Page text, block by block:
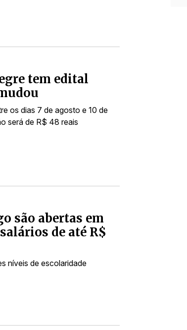
tem edital
os dias 7 de agosto e 10 de
será de R$ 48 reais
são abertas em
de até R$
níveis de escolaridade